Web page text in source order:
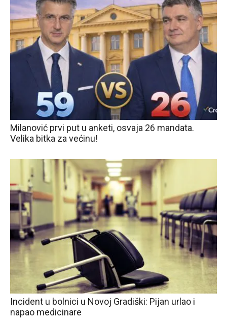
Milanović prvi put u anketi, osvaja 26 mandata.
Velika bitka za većinu!
Incident u bolnici u Novoj Gradiški: Pijan urlao i
napao medicinare